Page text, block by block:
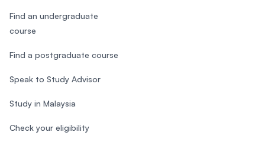
Find an undergraduate
course
Find a postgraduate course
Speak to Study Advisor
Study in Malaysia
Check your eligibility